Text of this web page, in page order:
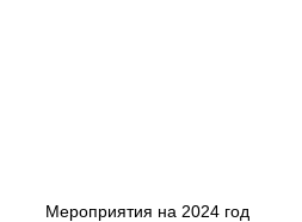
Мероприятия на 2024 год